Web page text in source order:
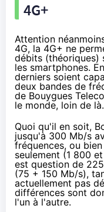
4G+
Attention
4G, la 4G+ ne
débits (théoriques)
les smartphones.
derniers soient
deux bandes de
de Bouygues
le monde, loin de là.
Quoi qu'il en soit,
jusqu'à 300 Mb/s
fréquences, ou
seulement (1 800
est question de
(75 + 150 Mb/s),
actuellement pas
différences sont
l'un à l'autre.